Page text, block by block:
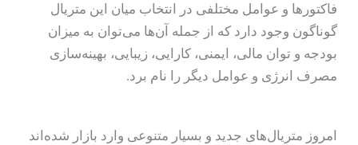
فاکتورها و عوامل مختلفی در انتخاب میان این متریال
گوناگون وجود دارد که از جمله آن‌ها می‌توان به میزان
بودجه و توان مالی، ایمنی، کارایی، زیبایی، بهینه‌سازی
مصرف انرژی و عوامل دیگر را نام برد.
امروز متریال‌های جدید و بسیار متنوعی وارد بازار شده‌اند